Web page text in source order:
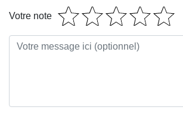
Votre note